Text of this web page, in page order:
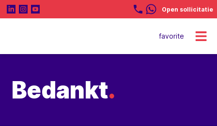
Open sollicitatie
favorite
Bedankt.